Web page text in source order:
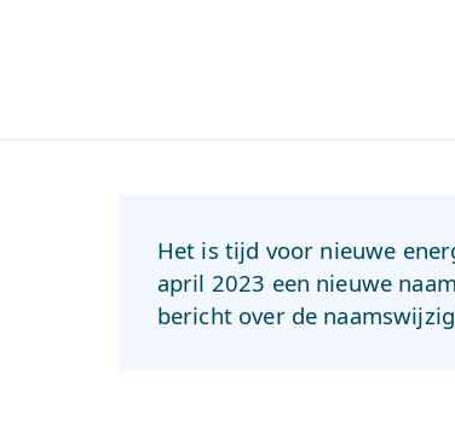
Het is tijd voor nieuwe
april 2023 een nieuwe
bericht over de